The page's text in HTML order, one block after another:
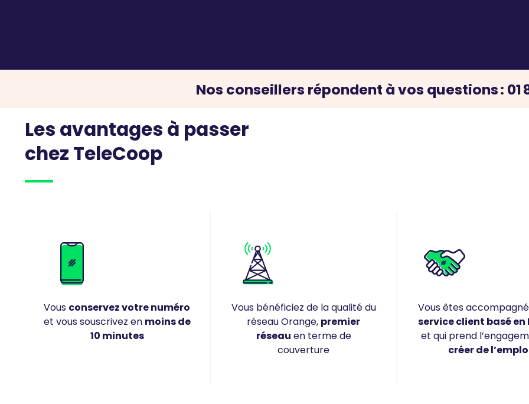
Nos conseillers répondent à vos questions : 01
Les avantages à passer
chez TeleCoop
Vous conservez votre numéro
et vous souscrivez en moins de
10 minutes
Vous bénéficiez de la qualité du
réseau Orange, premier
réseau en terme de
couverture
Vous êtes
service client basé en
et qui prend
créer de